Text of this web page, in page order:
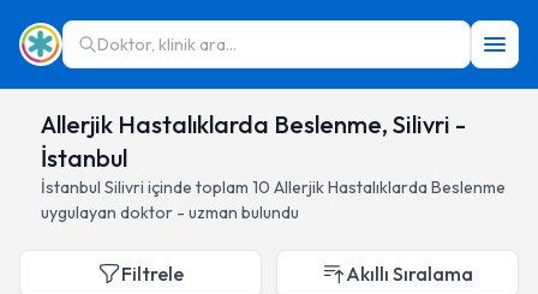
Doktor, klinik ara...
Allerjik Hastalıklarda Beslenme, Silivri -
İstanbul
İstanbul Silivri içinde toplam 10 Allerjik Hastalıklarda Beslenme
uygulayan doktor - uzman bulundu
Filtrele Akıllı Sıralama